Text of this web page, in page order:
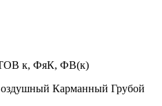
к, ФяК, ФВ(к)
Карманный Грубой